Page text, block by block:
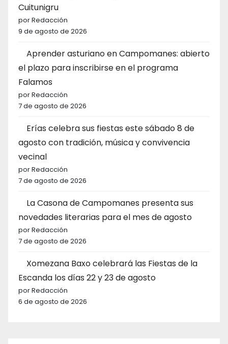
Cuitunigru
por Redacción
9 de agosto de 2026
Aprender asturiano en Campomanes: abierto
el plazo para inscribirse en el programa
Falamos
por Redacción
7 de agosto de 2026
Erías celebra sus fiestas este sábado 8 de
agosto con tradición, música y convivencia
vecinal
por Redacción
7 de agosto de 2026
La Casona de Campomanes presenta sus
novedades literarias para el mes de agosto
por Redacción
7 de agosto de 2026
Xomezana Baxo celebrará las Fiestas de la
Escanda los días 22 y 23 de agosto
por Redacción
6 de agosto de 2026